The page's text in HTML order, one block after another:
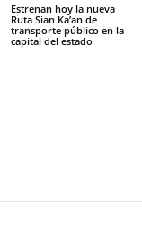
Estrenan hoy la nueva
Ruta Sian Ka’an de
transporte público en la
capital del estado